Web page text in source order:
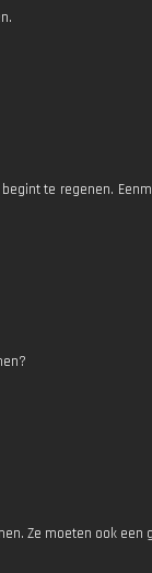
te regenen.
Ze moeten ook een